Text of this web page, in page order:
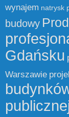
wynajem natrysk
budowy
Gdańsku
Warszawie